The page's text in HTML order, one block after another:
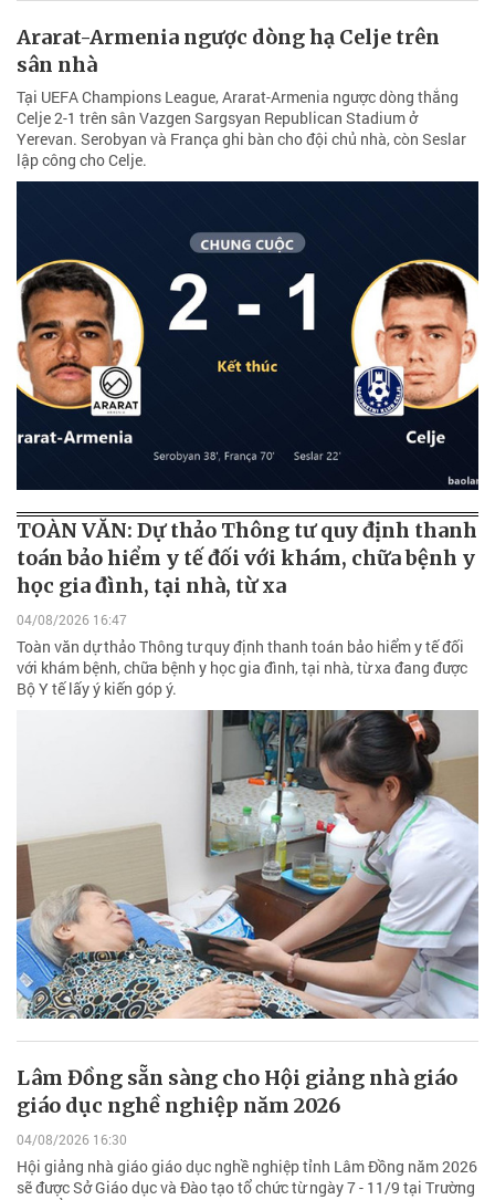
Ararat-Armenia ngược dòng hạ Celje trên
sân nhà
Tại UEFA Champions League, Ararat-Armenia ngược dòng thắng
Celje 2-1 trên sân Vazgen Sargsyan Republican Stadium ở
Yerevan. Serobyan và França ghi bàn cho đội chủ nhà, còn Seslar
lập công cho Celje.
TOÀN VĂN: Dự thảo Thông tư quy định thanh
toán bảo hiểm y tế đối với khám, chữa bệnh y
học gia đình, tại nhà, từ xa
04/08/2026 16:47
Toàn văn dự thảo Thông tư quy định thanh toán bảo hiểm y tế đối
với khám bệnh, chữa bệnh y học gia đình, tại nhà, từ xa đang được
Bộ Y tế lấy ý kiến góp ý.
Lâm Đồng sẵn sàng cho Hội giảng nhà giáo
giáo dục nghề nghiệp năm 2026
04/08/2026 16:30
Hội giảng nhà giáo giáo dục nghề nghiệp tỉnh Lâm Đồng năm 2026
sẽ được Sở Giáo dục và Đào tạo tổ chức từ ngày 7 - 11/9 tại Trường